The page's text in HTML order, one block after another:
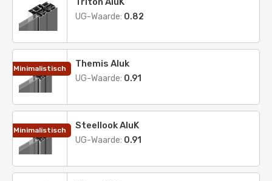
UG-Waarde: 0.82
Minimalistisch Themis Aluk
UG-Waarde: 0.91
Minimalistisch Steellook AluK
UG-Waarde: 0.91